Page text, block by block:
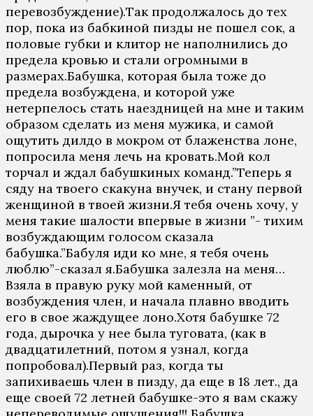
перевозбуждение).Так продолжалось до тех
пор, пока из бабкиной пизды не пошел сок, а
половые губки и клитор не наполнились до
предела кровью и стали огромными в
размерах.Бабушка, которая была тоже до
предела возбуждена, и которой уже
нетерпелось стать наездницей на мне и таким
образом сделать из меня мужика, и самой
ощутить дилдо в мокром от блаженства лоне,
попросила меня лечь на кровать.Мой кол
торчал и ждал бабушкиных команд.”Теперь я
сяду на твоего скакуна внучек, и стану первой
женщиной в твоей жизни.Я тебя очень хочу, у
меня такие шалости впервые в жизни ”- тихим
возбуждающим голосом сказала
бабушка.”Бабуля иди ко мне, я тебя очень
люблю”-сказал я.Бабушка залезла на меня…
Взяла в правую руку мой каменный, от
возбуждения член, и начала плавно вводить
его в свое жаждущее лоно.Хотя бабушке 72
года, дырочка у нее была туговата, (как в
двадцатилетний, потом я узнал, когда
попробовал).Первый раз, когда ты
запихиваешь член в пизду, да еще в 18 лет., да
еще своей 72 летней бабушке-это я вам скажу